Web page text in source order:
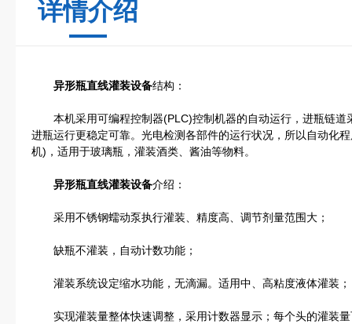
详情介绍
异形瓶直线灌装设备结构：
本机采用可编程控制器(PLC)控制机器的自动运行，进瓶链道
进瓶运行更稳定可靠。光电检测各部件的运行状况，所以自动化
机)，适用于玻璃瓶，灌装酒类、酱油等物料。
异形瓶直线灌装设备介绍：
采用不锈钢蠕动泵执行灌装、精度高、调节剂量范围大；
缺瓶不灌装，自动计数功能；
灌装系统设定缩水功能，无滴漏。适用中、高粘度液体灌装；
实现灌装量整体快速调整，采用计数器显示；每个头的灌装量